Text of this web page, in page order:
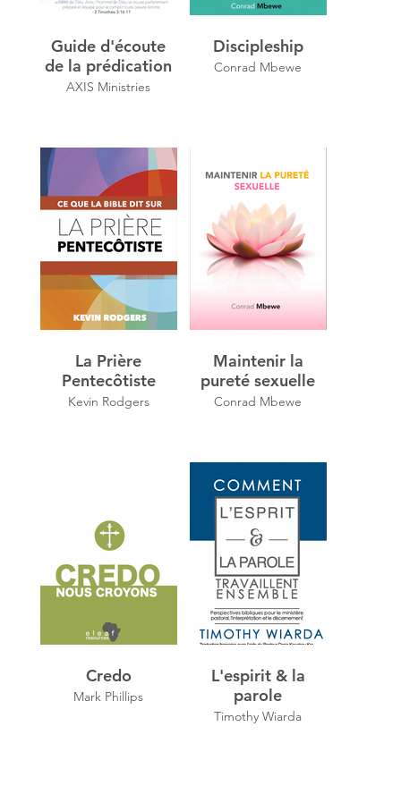
Guide d'écoute
de la prédication
AXIS Ministries
Discipleship
Conrad Mbewe
La Prière
Pentecôtiste
Kevin Rodgers
Maintenir la
pureté sexuelle
Conrad Mbewe
Credo
Mark Phillips
L'espirit & la
parole
Timothy Wiarda